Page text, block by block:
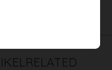
RELATED